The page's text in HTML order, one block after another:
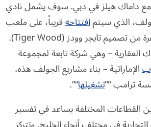
داماك هيلز في دبي. سوف يشمل نادي
الذي سيتمافتتاحهقريباً، على ملعب
للجولف من 18 حفرة من تصميم تايجر وودز (Tiger Wood).
– وهي شركة تابعة لمجموعة
الإماراتية – بناء مشاريع الجولف هذه،
ترامب “”تشغيلها“”.
القطاعات المختلفة يساعد في تفسير